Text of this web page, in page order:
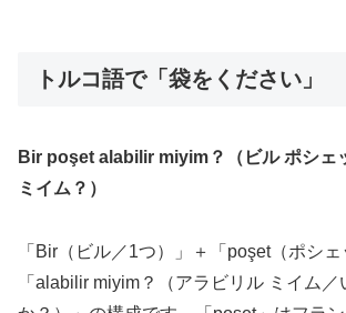
トルコ語で「袋をください」
Bir poşet alabilir miyim？（ビル ポシェ
ミイム？）
「Bir（ビル／1つ）」＋「poşet（ポシ
「alabilir miyim？（アラビリル ミイム／